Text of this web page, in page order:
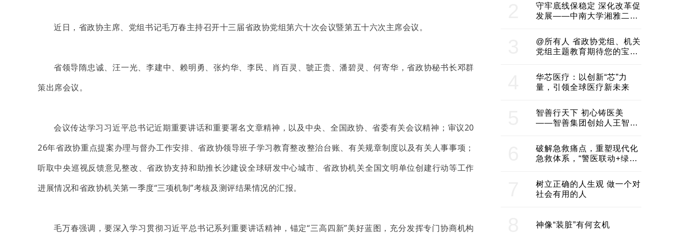
近日，省政协主席、党组书记毛万春主持召开十三届省政协党组第六十次会议暨第五十六次主席会议。
省领导隋忠诚、汪一光、李建中、赖明勇、张灼华、李民、肖百灵、虢正贵、潘碧灵、何寄华，省政协秘书长邓群
策出席会议。
会议传达学习习近平总书记近期重要讲话和重要署名文章精神，以及中央、全国政协、省委有关会议精神；审议20
26年省政协重点提案办理与督办工作安排、省政协领导班子学习教育整改整治台账、有关规章制度以及有关人事事项；
听取中央巡视反馈意见整改、省政协支持和助推长沙建设全球研发中心城市、省政协机关全国文明单位创建行动等工作
进展情况和省政协机关第一季度“三项机制”考核及测评结果情况的汇报。
毛万春强调，要深入学习贯彻习近平总书记系列重要讲话精神，锚定“三高四新”美好蓝图，充分发挥专门协商机构
守牢底线保稳定 深化改革促
发展——中南大学湘雅二医
@所有人 省政协党组、机关
党组主题教育期待您的宝贵
华芯医疗：以创新“芯”力
量，引领全球医疗新未来
智善行天下 初心铸医美
——智善集团创始人王智带
建医美产业良性生态圈
破解急救痛点，重塑现代化
急救体系，“警医联动+绿波
树立正确的人生观 做一个对
社会有用的人
神像“装脏”有何玄机